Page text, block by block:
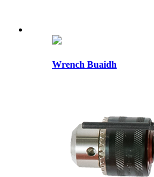
Wrench Buaidh